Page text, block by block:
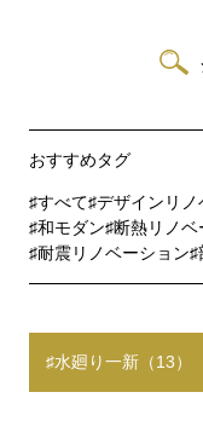
おすすめタグ
すべて デザインリノ
和モダン 断熱リノベ
耐震リノベーション
水廻り一新（13）